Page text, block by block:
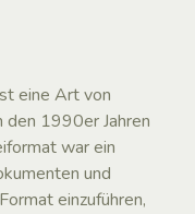
eine Art von
den 1990er Jahren
war ein
und
einzuführen,